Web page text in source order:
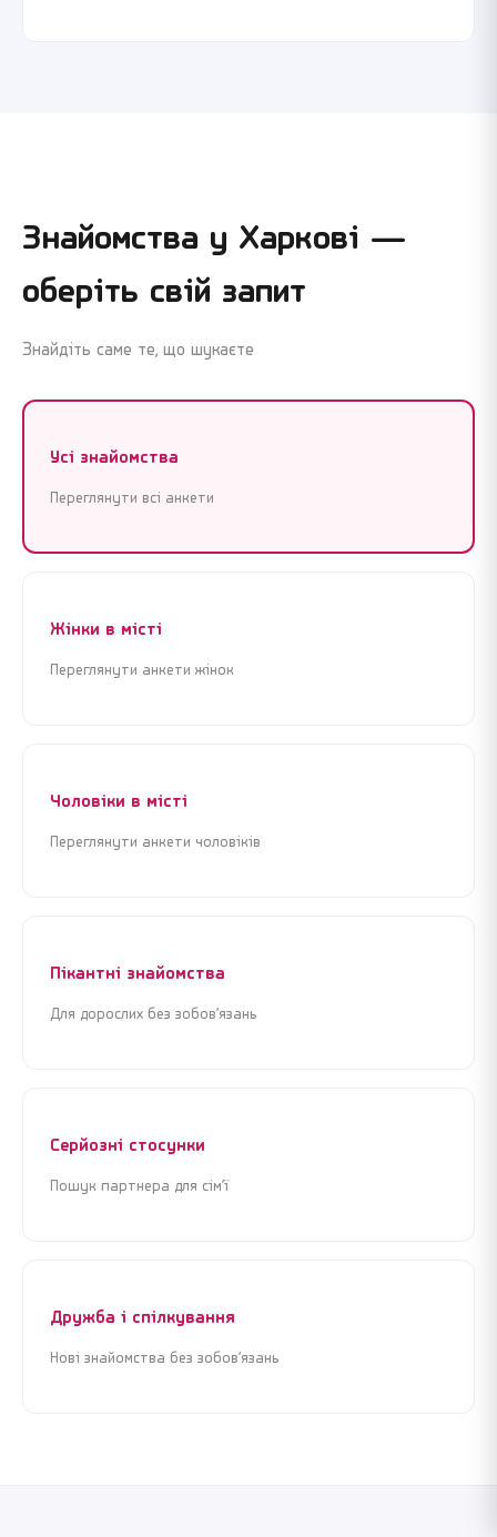
Знайомства у Харкові —
оберіть свій запит
Знайдіть саме те, що шукаєте
Усі знайомства
Переглянути всі анкети
Жінки в місті
Переглянути анкети жінок
Чоловіки в місті
Переглянути анкети чоловіків
Пікантні знайомства
Для дорослих без зобов’язань
Серйозні стосунки
Пошук партнера для сім’ї
Дружба і спілкування
Нові знайомства без зобов’язань